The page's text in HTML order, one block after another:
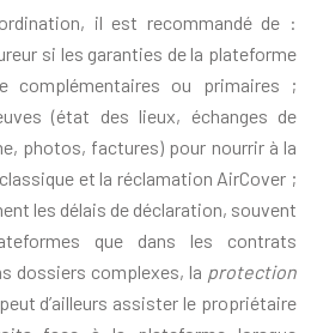
il est recommandé de :
si les garanties de la plateforme
complémentaires ou primaires ;
(état des lieux, échanges de
photos, factures) pour nourrir à la
et la réclamation AirCover ;
les délais de déclaration, souvent
que dans les contrats
dossiers complexes, la protection
d’ailleurs assister le propriétaire